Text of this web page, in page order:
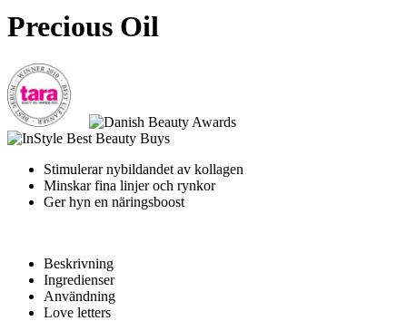
Precious Oil
Stimulerar nybildandet av kollagen
Minskar fina linjer och rynkor
Ger hyn en näringsboost
Beskrivning
Ingredienser
Användning
Love letters